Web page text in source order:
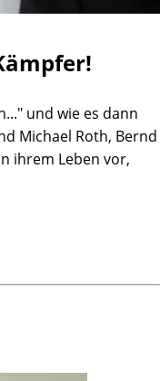
und wie es dann
Michael Roth, Bernd
ihrem Leben vor,